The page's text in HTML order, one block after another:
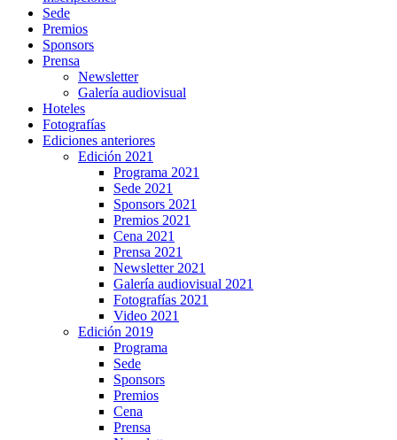
Sede
Premios
Sponsors
Prensa
Newsletter
Galería audiovisual
Hoteles
Fotografías
Ediciones anteriores
Edición 2021
Programa 2021
Sede 2021
Sponsors 2021
Premios 2021
Cena 2021
Prensa 2021
Newsletter 2021
Galería audiovisual 2021
Fotografías 2021
Video 2021
Edición 2019
Programa
Sede
Sponsors
Premios
Cena
Prensa